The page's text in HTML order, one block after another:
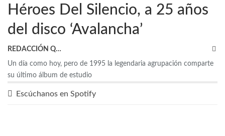
Héroes Del Silencio, a 25 años
del disco ‘Avalancha’
REDACCIÓN QRP
Un día como hoy, pero de 1995 la legendaria agrupación comparte
su último álbum de estudio
Escúchanos en Spotify